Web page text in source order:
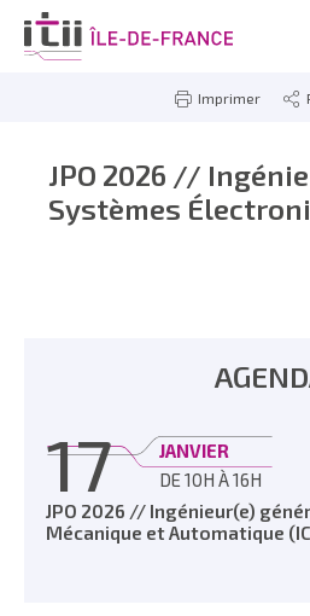
Imprimer
JPO 2026 //
Systèmes
17
JANVIER
DE 10H À 16H
JPO 2026 // Ingénieur(e)
Mécanique et Automatique